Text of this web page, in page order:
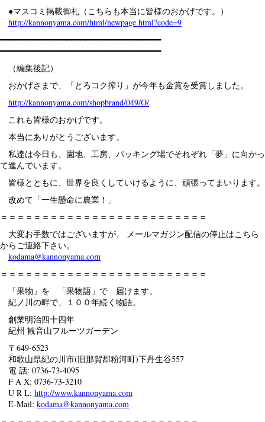
●マスコミ掲載御礼（こちらも本当に皆様のおかげです。）
http://kannonyama.com/html/newpage.html?code=9
━━━━━━━━━━━━━━━━━━━━━━━━━━━━━━━━━━
━━━━━━━━━━━━━━━━━━━━━━━━━━━━━━━━━━
（編集後記）
おかげさまで、「とろコク搾り」が今年も金賞を受賞しました。
http://kannonyama.com/shopbrand/049/O/
これも皆様のおかげです。
本当にありがとうございます。
私達は今日も、園地、工房、パッキング場でそれぞれ「夢」に向かっ
て進んでいます。
皆様とともに、世界を良くしていけるように、頑張ってまいります。
改めて「一生懸命に農業！」
＝＝＝＝＝＝＝＝＝＝＝＝＝＝＝＝＝＝＝＝＝＝＝＝＝
大変お手数ではございますが、 メールマガジン配信の停止はこちら
からご連絡下さい。
kodama@kannonyama.com
＝＝＝＝＝＝＝＝＝＝＝＝＝＝＝＝＝＝＝＝＝＝＝＝＝
「果物」を 「果物語」で 届けます。
紀ノ川の畔で、１００年続く物語。
創業明治四十四年
紀州 観音山フルーツガーデン
〒649-6523
和歌山県紀の川市(旧那賀郡粉河町)下丹生谷557
電 話: 0736-73-4095
F A X: 0736-73-3210
U R L: http://www.kannonyama.com
E-Mail: kodama@kannonyama.com